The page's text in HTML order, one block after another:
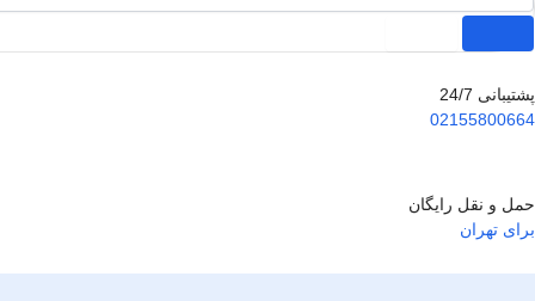
پشتیبانی 24/7
02155800664
حمل و نقل رایگان
برای تهران